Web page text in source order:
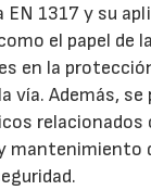
1317 y su
el papel de
en la
vía. Además,
relacionados
mantenimiento